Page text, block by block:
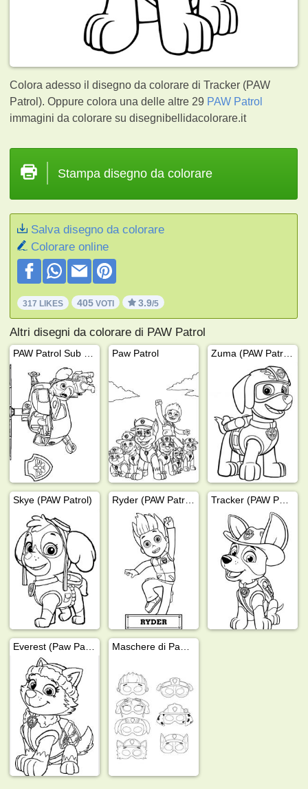
Colora adesso il disegno da colorare di Tracker (PAW
Patrol). Oppure colora una delle altre 29 PAW Patrol
immagini da colorare su disegnibellidacolorare.it
Stampa disegno da colorare
Salva disegno da colorare
Colorare online
317 LIKES 405 VOTI 3.9/5
Altri disegni da colorare di PAW Patrol
Paw Patrol
Skye (PAW Patrol)